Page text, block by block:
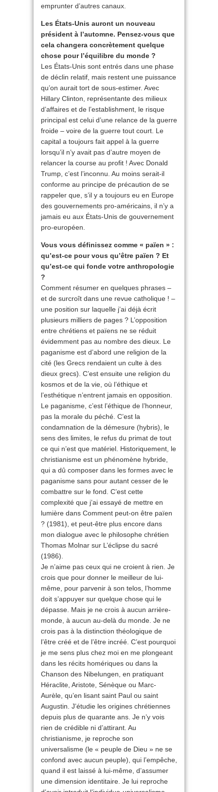
emprunter d’autres canaux.
Les États-Unis auront un nouveau
président à l’automne. Pensez-vous que
cela changera concrètement quelque
chose pour l’équilibre du monde ?
Les États-Unis sont entrés dans une phase
de déclin relatif, mais restent une puissance
qu’on aurait tort de sous-estimer. Avec
Hillary Clinton, représentante des milieux
d’affaires et de l’establishment, le risque
principal est celui d’une relance de la guerre
froide – voire de la guerre tout court. Le
capital a toujours fait appel à la guerre
lorsqu’il n’y avait pas d’autre moyen de
relancer la course au profit ! Avec Donald
Trump, c’est l’inconnu. Au moins serait-il
conforme au principe de précaution de se
rappeler que, s’il y a toujours eu en Europe
des gouvernements pro-américains, il n’y a
jamais eu aux États-Unis de gouvernement
pro-européen.
Vous vous définissez comme « païen » :
qu’est-ce pour vous qu’être païen ? Et
qu’est-ce qui fonde votre anthropologie
?
Comment résumer en quelques phrases –
et de surcroît dans une revue catholique ! –
une position sur laquelle j’ai déjà écrit
plusieurs milliers de pages ? L’opposition
entre chrétiens et païens ne se réduit
évidemment pas au nombre des dieux. Le
paganisme est d’abord une religion de la
cité (les Grecs rendaient un culte à des
dieux grecs). C’est ensuite une religion du
kosmos et de la vie, où l’éthique et
l’esthétique n’entrent jamais en opposition.
Le paganisme, c’est l’éthique de l’honneur,
pas la morale du péché. C’est la
condamnation de la démesure (hybris), le
sens des limites, le refus du primat de tout
ce qui n’est que matériel. Historiquement, le
christianisme est un phénomène hybride,
qui a dû composer dans les formes avec le
paganisme sans pour autant cesser de le
combattre sur le fond. C’est cette
complexité que j’ai essayé de mettre en
lumière dans Comment peut-on être païen
? (1981), et peut-être plus encore dans
mon dialogue avec le philosophe chrétien
Thomas Molnar sur L’éclipse du sacré
(1986).
Je n’aime pas ceux qui ne croient à rien. Je
crois que pour donner le meilleur de lui-
même, pour parvenir à son telos, l’homme
doit s’appuyer sur quelque chose qui le
dépasse. Mais je ne crois à aucun arrière-
monde, à aucun au-delà du monde. Je ne
crois pas à la distinction théologique de
l’être créé et de l’être incréé. C’est pourquoi
je me sens plus chez moi en me plongeant
dans les récits homériques ou dans la
Chanson des Nibelungen, en pratiquant
Héraclite, Aristote, Sénèque ou Marc-
Aurèle, qu’en lisant saint Paul ou saint
Augustin. J’étudie les origines chrétiennes
depuis plus de quarante ans. Je n’y vois
rien de crédible ni d’attirant. Au
christianisme, je reproche son
universalisme (le « peuple de Dieu » ne se
confond avec aucun peuple), qui l’empêche,
quand il est laissé à lui-même, d’assumer
une dimension identitaire. Je lui reproche